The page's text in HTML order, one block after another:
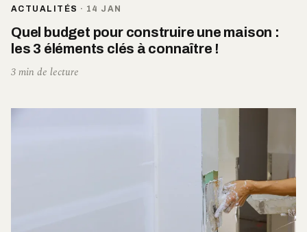
ACTUALITÉS · 14 JAN
Quel budget pour construire une maison :
les 3 éléments clés à connaître !
3 min de lecture